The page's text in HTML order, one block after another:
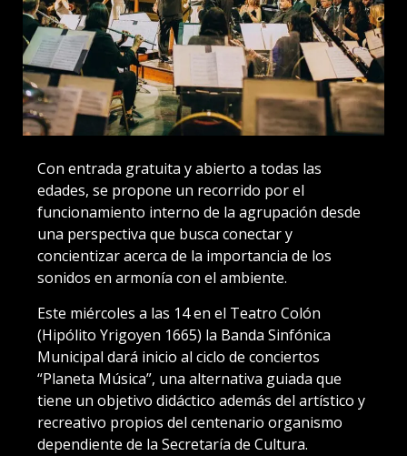
Con entrada gratuita y abierto a todas las
edades, se propone un recorrido por el
funcionamiento interno de la agrupación desde
una perspectiva que busca conectar y
concientizar acerca de la importancia de los
sonidos en armonía con el ambiente.
Este miércoles a las 14 en el Teatro Colón
(Hipólito Yrigoyen 1665) la Banda Sinfónica
Municipal dará inicio al ciclo de conciertos
“Planeta Música”, una alternativa guiada que
tiene un objetivo didáctico además del artístico y
recreativo propios del centenario organismo
dependiente de la Secretaría de Cultura.